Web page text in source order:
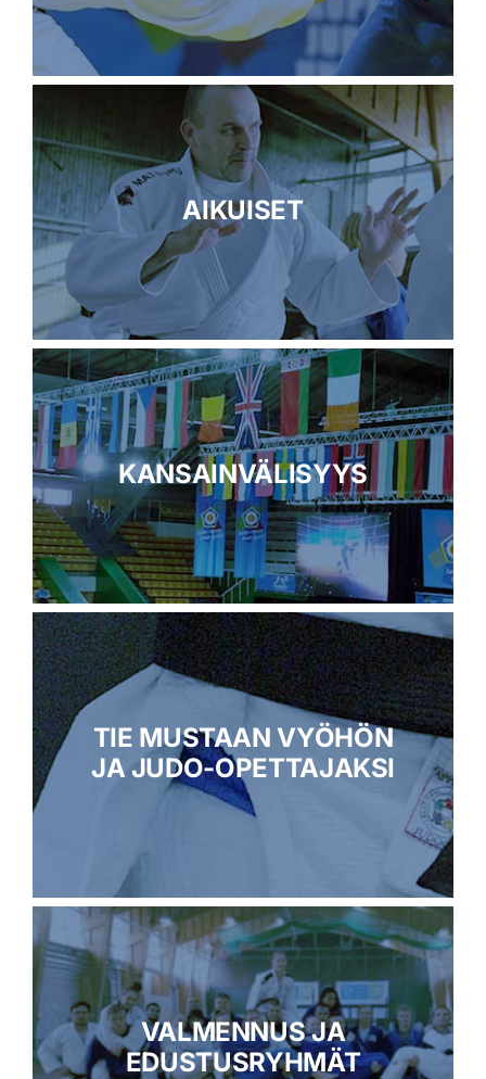
AIKUISET
KANSAINVÄLISYYS
TIE MUSTAAN VYÖHÖN
JA JUDO-OPETTAJAKSI
VALMENNUS JA
EDUSTUSRYHMÄT